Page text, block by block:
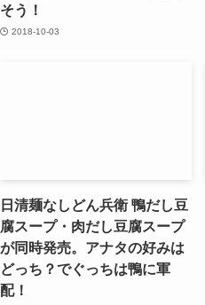
そう！
2018-10-03
日清麺なしどん兵衛 鴨だし豆
腐スープ・肉だし豆腐スープ
が同時発売。アナタの好みは
どっち？でぐっちは鴨に軍
配！